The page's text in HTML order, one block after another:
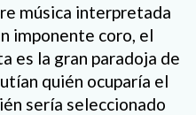
música interpretada
imponente coro, el
es la gran paradoja de
quién ocuparía el
sería seleccionado